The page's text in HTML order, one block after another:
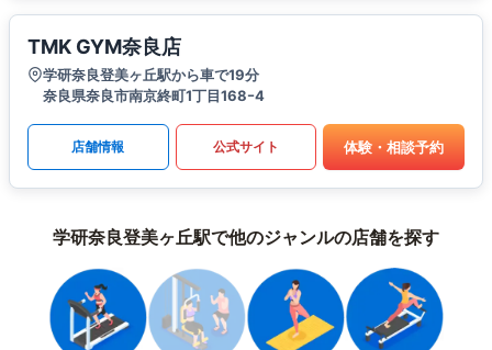
TMK GYM奈良店
学研奈良登美ヶ丘駅から車で19分
奈良県奈良市南京終町1丁目168ｰ4
店舗情報 公式サイト 体験・相談予約
学研奈良登美ヶ丘駅で他のジャンルの店舗を探す